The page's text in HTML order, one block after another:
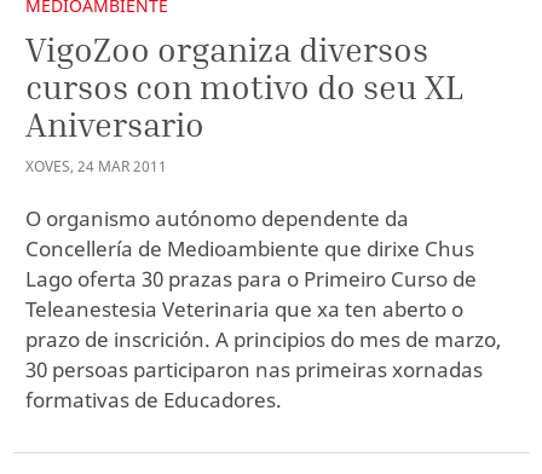
MEDIOAMBIENTE
VigoZoo organiza diversos
cursos con motivo do seu XL
Aniversario
XOVES, 24 MAR2011
O organismo autónomo dependente da
Concellería de Medioambiente que dirixe Chus
Lago oferta 30 prazas para o Primeiro Curso de
Teleanestesia Veterinaria que xa ten aberto o
prazo de inscrición. A principios do mes de marzo,
30 persoas participaron nas primeiras xornadas
formativas de Educadores.